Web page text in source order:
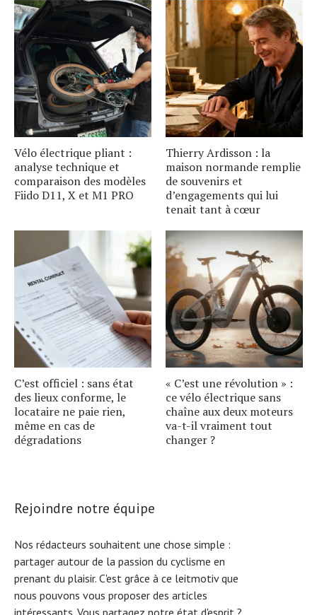
Vélo électrique pliant :
analyse technique et
comparaison des modèles
Fiido D11, X et M1 PRO
Thierry Ardisson : la
maison normande remplie
de souvenirs et
d’engagements qui lui
tenait tant à cœur
C’est officiel : sans état
des lieux conforme, le
locataire ne paie rien,
même en cas de
dégradations
« C’est une révolution » :
ce vélo électrique sans
chaîne aux deux moteurs
va-t-il vraiment tout
changer ?
Rejoindre notre équipe
Nos rédacteurs souhaitent une chose simple :
partager autour de la passion du cyclisme en
prenant du plaisir. C'est grâce à ce leitmotiv que
nous pouvons vous proposer des articles
intéressants. Vous partagez notre état d'esprit ?